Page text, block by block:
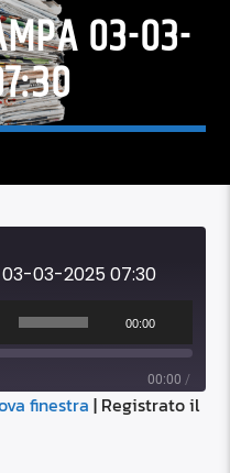
03-03-
03-2025 07:30
00:00
00:00 /
finestra | Registrato il